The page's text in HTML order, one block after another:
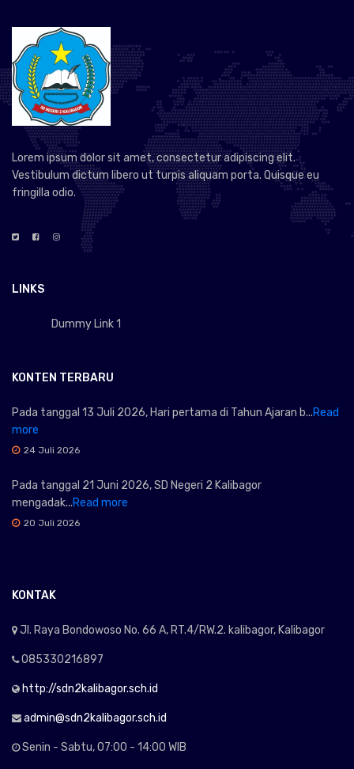
Lorem ipsum dolor sit amet, consectetur adipiscing elit.
Vestibulum dictum libero ut turpis aliquam porta. Quisque eu
fringilla odio.
LINKS
Dummy Link 1
KONTEN TERBARU
Pada tanggal 13 Juli 2026, Hari pertama di Tahun Ajaran b...Read
more
24 Juli 2026
Pada tanggal 21 Juni 2026, SD Negeri 2 Kalibagor
mengadak...Read more
20 Juli 2026
KONTAK
Jl. Raya Bondowoso No. 66 A, RT.4/RW.2. kalibagor, Kalibagor
085330216897
http://sdn2kalibagor.sch.id
admin@sdn2kalibagor.sch.id
Senin - Sabtu, 07:00 - 14:00 WIB